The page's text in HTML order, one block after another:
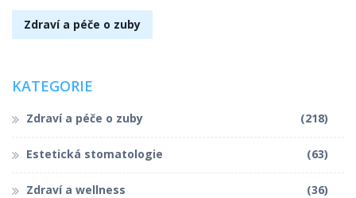
Zdraví a péče o zuby
KATEGORIE
Zdraví a péče o zuby (218)
Estetická stomatologie (63)
Zdraví a wellness (36)